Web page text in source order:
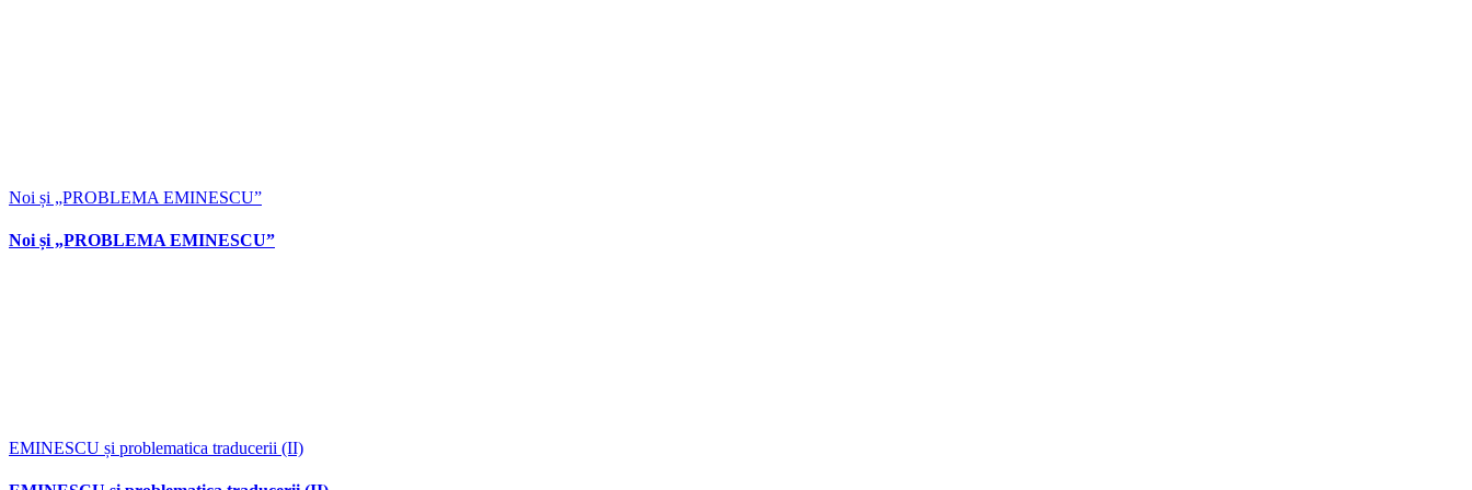
Noi și „PROBLEMA EMINESCU”
Noi și „PROBLEMA EMINESCU”
EMINESCU și problematica traducerii (II)